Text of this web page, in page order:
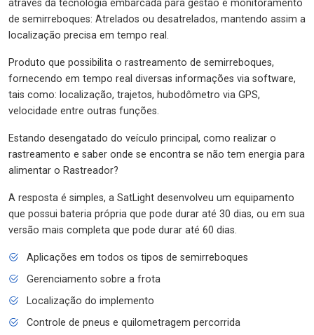
através da tecnologia embarcada para gestão e monitoramento
de semirreboques: Atrelados ou desatrelados, mantendo assim a
localização precisa em tempo real.
Produto que possibilita o rastreamento de semirreboques,
fornecendo em tempo real diversas informações via software,
tais como: localização, trajetos, hubodômetro via GPS,
velocidade entre outras funções.
Estando desengatado do veículo principal, como realizar o
rastreamento e saber onde se encontra se não tem energia para
alimentar o Rastreador?
A resposta é simples, a SatLight desenvolveu um equipamento
que possui bateria própria que pode durar até 30 dias, ou em sua
versão mais completa que pode durar até 60 dias.
Aplicações em todos os tipos de semirreboques
Gerenciamento sobre a frota
Localização do implemento
Controle de pneus e quilometragem percorrida